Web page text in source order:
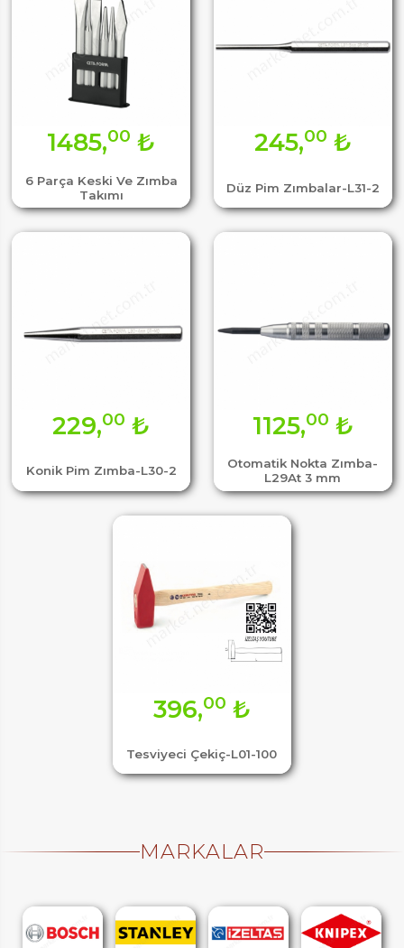
6 Parça Keski Ve Zımba
Takımı
1485,00 ₺
Düz Pim Zımbalar-L31-2
245,00 ₺
Konik Pim Zımba-L30-2
229,00 ₺
Otomatik Nokta Zımba-
L29At 3 mm
1125,00 ₺
Tesviyeci Çekiç-L01-100
396,00 ₺
MARKALAR